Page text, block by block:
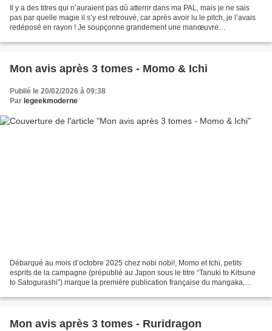
Il y a des titres qui n’auraient pas dû atterrir dans ma PAL, mais je ne sais
pas par quelle magie il s’y est retrouvé, car après avoir lu le pitch, je l’avais
redéposé en rayon ! Je soupçonne grandement une manœuvre
Mon avis après 3 tomes - Momo & Ichi
Publié le 20/02/2026 à 09:38
Par legeekmoderne
Débarqué au mois d’octobre 2025 chez nobi nobi!, Momo et Ichi, petits
esprits de la campagne (prépublié au Japon sous le titre “Tanuki to Kitsune
to Satogurashi”) marque la première publication française du mangaka,
Mon avis après 3 tomes - Ruridragon